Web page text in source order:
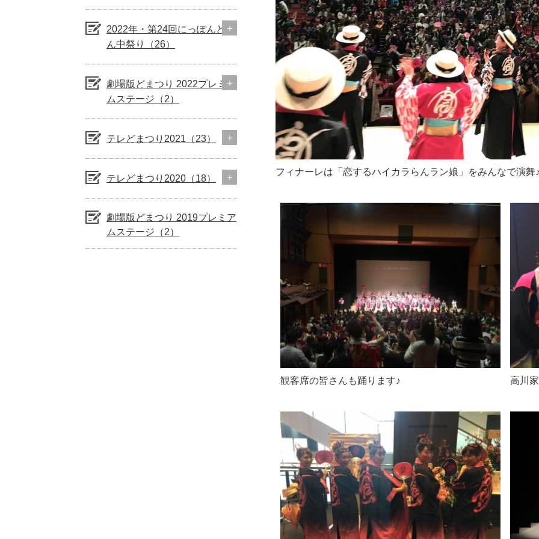
フィナーレは「恋するハイカラらんラン娘」をみんなで演舞
観客席の皆さんも踊ります♪ 高川
2022年・第24回にっぽんど真
ん中祭り（26）
劇場版どまつり 2022プレミア
ムステージ（2）
テレどまつり2021（23）
テレどまつり2020（18）
劇場版どまつり 2019プレミア
ムステージ（2）